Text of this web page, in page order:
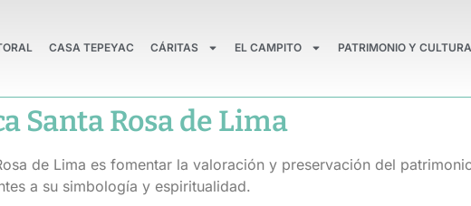
CASA TEPEYAC CÁRITAS EL CAMPITO PATRIMONIO Y CULTURA
Santa Rosa de Lima
de Lima es fomentar la valoración y preservación del
a su simbología y espiritualidad.